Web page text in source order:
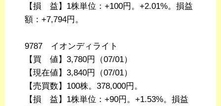
【損 益】1株単位：+100円。+2.01%。損益
額：+7,794円。
9787 イオンディライト
【買 値】3,780円（07/01）
【現在値】3,840円（07/01）
【売買数】100株。378,000円。
【損 益】1株単位：+90円。+1.53%。損益